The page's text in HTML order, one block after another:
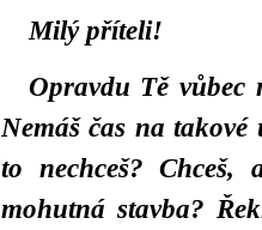
Milý příteli!
Opravdu Tě vůbec
Nemáš čas na
to nechceš?
mohutná stavba?